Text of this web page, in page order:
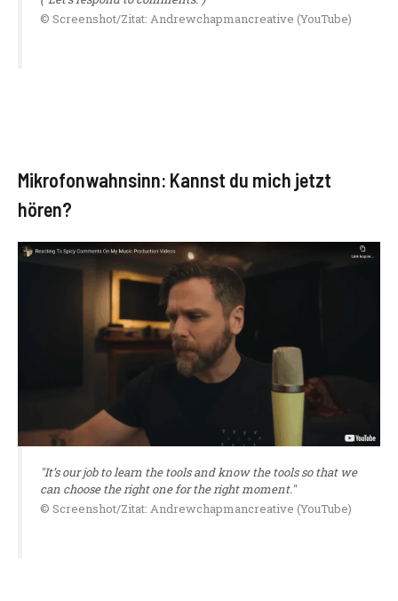
© Screenshot/Zitat: Andrewchapmancreative (YouTube)
Mikrofonwahnsinn: Kannst du mich jetzt
hören?
"It’s our job to learn the tools and know the tools so that we
can choose the right one for the right moment."
© Screenshot/Zitat: Andrewchapmancreative (YouTube)